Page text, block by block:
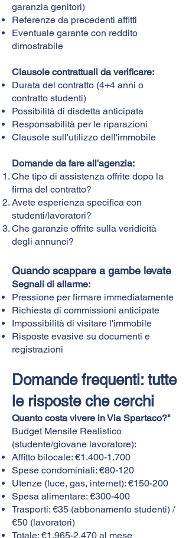
garanzia genitori)
Referenze da precedenti affitti
Eventuale garante con reddito
dimostrabile
Clausole contrattuali da verificare:
Durata del contratto (4+4 anni o
contratto studenti)
Possibilità di disdetta anticipata
Responsabilità per le riparazioni
Clausole sull'utilizzo dell'immobile
Domande da fare all'agenzia:
Che tipo di assistenza offrite dopo la
firma del contratto?
Avete esperienza specifica con
studenti/lavoratori?
Che garanzie offrite sulla veridicità
degli annunci?
Quando scappare a gambe levate
Segnali di allarme:
Pressione per firmare immediatamente
Richiesta di commissioni anticipate
Impossibilità di visitare l'immobile
Risposte evasive su documenti e
registrazioni
Domande frequenti: tutte
le risposte che cerchi
Quanto costa vivere in Via Spartaco?"
Budget Mensile Realistico
(studente/giovane lavoratore):
Affitto bilocale: €1.400-1.700
Spese condominiali: €80-120
Utenze (luce, gas, internet): €150-200
Spesa alimentare: €300-400
Trasporti: €35 (abbonamento studenti) /
€50 (lavoratori)
Totale: €1.965-2.470 al mese